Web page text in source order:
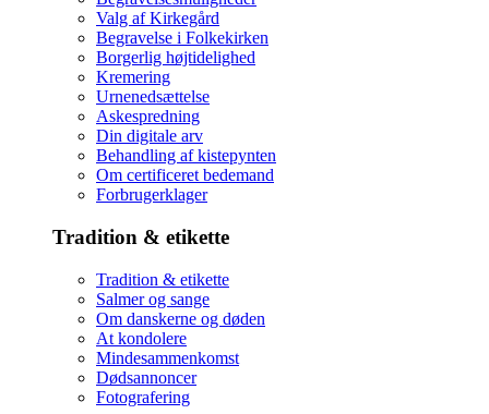
Valg af Kirkegård
Begravelse i Folkekirken
Borgerlig højtidelighed
Kremering
Urnenedsættelse
Askespredning
Din digitale arv
Behandling af kistepynten
Om certificeret bedemand
Forbrugerklager
Tradition & etikette
Tradition & etikette
Salmer og sange
Om danskerne og døden
At kondolere
Mindesammenkomst
Dødsannoncer
Fotografering